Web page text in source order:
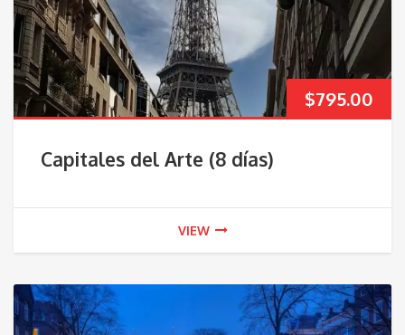
$795.00
Capitales del Arte (8 días)
VIEW